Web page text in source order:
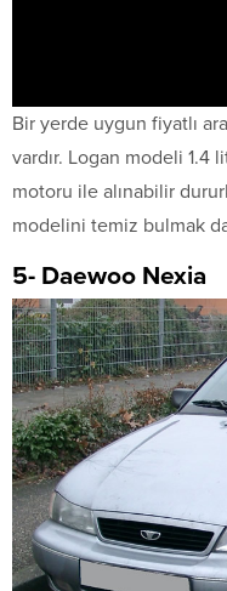
Bir yerde uygun fiyatlı
vardır. Logan modeli 1.4
motoru ile alınabilir
modelini temiz bulmak
5- Daewoo Nexia